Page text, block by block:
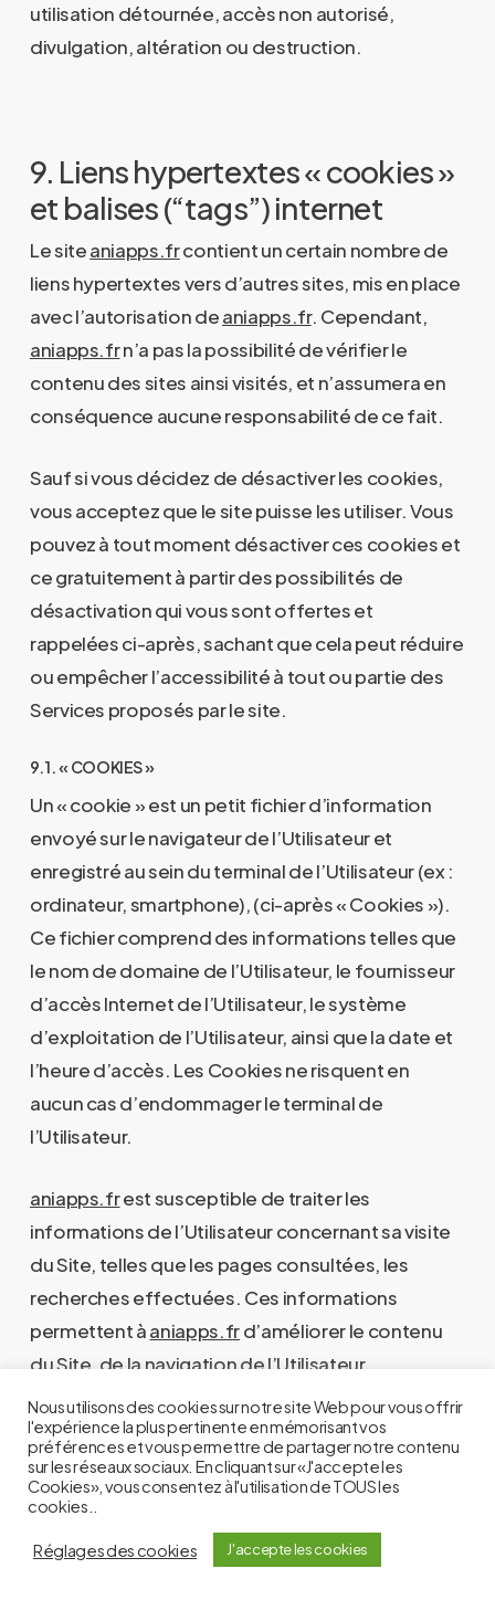
utilisation détournée, accès non autorisé,
divulgation, altération ou destruction.
9. Liens hypertextes « cookies »
et balises (“tags”) internet
Le siteaniapps.frcontient un certain nombre de
liens hypertextes vers d’autres sites, mis en place
avec l’autorisation deaniapps.fr. Cependant,
aniapps.frn’a pas la possibilité de vérifier le
contenu des sites ainsi visités, et n’assumera en
conséquence aucune responsabilité de ce fait.
Sauf si vous décidez de désactiver les cookies,
vous acceptez que le site puisse les utiliser. Vous
pouvez à tout moment désactiver ces cookies et
ce gratuitement à partir des possibilités de
désactivation qui vous sont offertes et
rappelées ci-après, sachant que cela peut réduire
ou empêcher l’accessibilité à tout ou partie des
Services proposés par le site.
9.1. « COOKIES »
Un « cookie » est un petit fichier d’information
envoyé sur le navigateur de l’Utilisateur et
enregistré au sein du terminal de l’Utilisateur (ex :
ordinateur, smartphone), (ci-après « Cookies »).
Ce fichier comprend des informations telles que
le nom de domaine de l’Utilisateur, le fournisseur
d’accès Internet de l’Utilisateur, le système
d’exploitation de l’Utilisateur, ainsi que la date et
l’heure d’accès. Les Cookies ne risquent en
aucun cas d’endommager le terminal de
l’Utilisateur.
aniapps.frest susceptible de traiter les
informations de l’Utilisateur concernant sa visite
du Site, telles que les pages consultées, les
recherches effectuées. Ces informations
permettent àaniapps.frd’améliorer le contenu
du Site, de la navigation de l’Utilisateur.
Les Cookies facilitant la navigation et/ou la
fourniture des services proposés par le Site,
l’Utilisateur peut configurer son navigateur pour
les accepter de manière à ce que des Cookies
Nous utilisons des cookies sur notre site Web pour vous offrir
l'expérience la plus pertinente en mémorisant vos
préférences et vous permettre de partager notre contenu
sur les réseaux sociaux. En cliquant sur «J'accepte les
Cookies», vous consentez à l'utilisation de TOUS les
cookies..
Réglages des cookies J'accepte les cookies